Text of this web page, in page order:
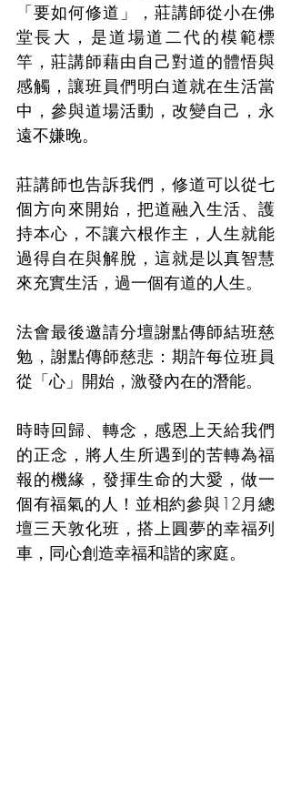
「要如何修道」，莊講師從小在佛
堂長大，是道場道二代的模範標
竿，莊講師藉由自己對道的體悟與
感觸，讓班員們明白道就在生活當
中，參與道場活動，改變自己，永
遠不嫌晚。
莊講師也告訴我們，修道可以從七
個方向來開始，把道融入生活、護
持本心，不讓六根作主，人生就能
過得自在與解脫，這就是以真智慧
來充實生活，過一個有道的人生。
法會最後邀請分壇謝點傳師結班慈
勉，謝點傳師慈悲：期許每位班員
從「心」開始，激發內在的潛能。
時時回歸、轉念，感恩上天給我們
的正念，將人生所遇到的苦轉為福
報的機緣，發揮生命的大愛，做一
個有福氣的人！並相約參與12月總
壇三天敦化班，搭上圓夢的幸福列
車，同心創造幸福和諧的家庭。